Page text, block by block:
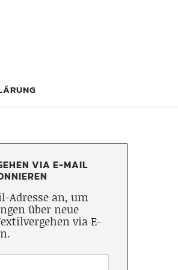
VIA E-MAIL
Adresse an, um
über neue
via E-